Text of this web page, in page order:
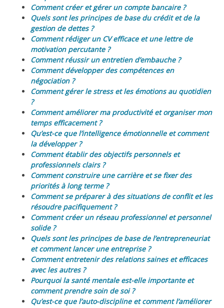
Comment créer et gérer un compte bancaire ?
Quels sont les principes de base du crédit et de la
gestion de dettes ?
Comment rédiger un CV efficace et une lettre de
motivation percutante ?
Comment réussir un entretien d’embauche ?
Comment développer des compétences en
négociation ?
Comment gérer le stress et les émotions au quotidien
?
Comment améliorer ma productivité et organiser mon
temps efficacement ?
Qu’est-ce que l’intelligence émotionnelle et comment
la développer ?
Comment établir des objectifs personnels et
professionnels clairs ?
Comment construire une carrière et se fixer des
priorités à long terme ?
Comment se préparer à des situations de conflit et les
résoudre pacifiquement ?
Comment créer un réseau professionnel et personnel
solide ?
Quels sont les principes de base de l’entrepreneuriat
et comment lancer une entreprise ?
Comment entretenir des relations saines et efficaces
avec les autres ?
Pourquoi la santé mentale est-elle importante et
comment prendre soin de soi ?
Qu’est-ce que l’auto-discipline et comment l’améliorer